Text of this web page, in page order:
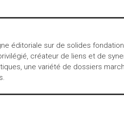
éditoriale sur de solides
créateur de liens et de
une variété de dossiers